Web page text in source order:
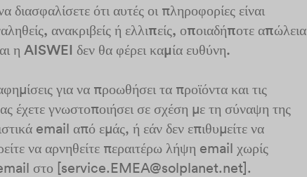
ότι αυτές οι πληροφορίες είναι
ανακριβείς ή ελλιπείς, οποιαδήποτε απώλεια
η AISWEI δεν θα φέρει καμία ευθύνη.
για να προωθήσει τα προϊόντα και τις
έχετε γνωστοποιήσει σε σχέση με τη σύναψη της
email από εμάς, ή εάν δεν επιθυμείτε να
να αρνηθείτε περαιτέρω λήψη email χωρίς
email στο [service.EMEA@solplanet.net].